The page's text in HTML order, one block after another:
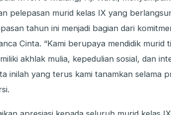
pelepasan murid kelas IX yang
tahun ini menjadi bagian dari
Cinta. “Kami berupaya mendidik murid
akhlak mulia, kepedulian sosial, dan
inilah yang terus kami tanamkan selama